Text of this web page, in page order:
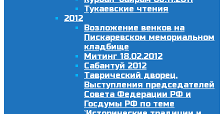
Тукаевские чтения
2012
Возложение венков на
Пискаревском мемориальном
кладбище
Митинг 18.02.2012
Сабантуй 2012
Таврический дворец.
Выступления председателей
Совета Федерации РФ и
Госдумы РФ по теме